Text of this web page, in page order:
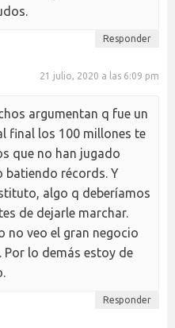
Responder
21 julio, 2020 a las 6:09 pm
argumentan q fue un
final los 100 millones te
que no han jugado
batiendo récords. Y
algo q deberíamos
de dejarle marchar.
no veo el gran negocio
Por lo demás estoy de
Responder